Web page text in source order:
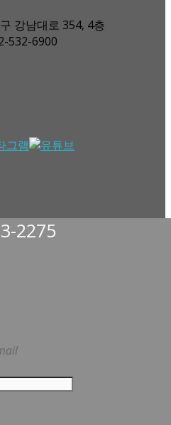
강남대로 354, 4층
532-6900
2275